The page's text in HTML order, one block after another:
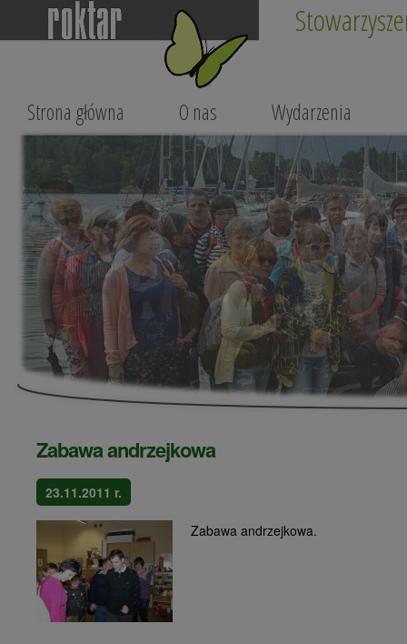
Strona główna O nas Wydarzenia
Zabawa andrzejkowa
23.11.2011 r.
Zabawa andrzejkowa.